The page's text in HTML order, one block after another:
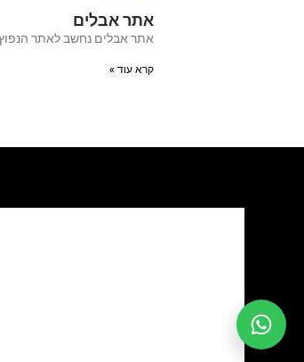
אתר אבלים
אתר אבלים נחשב לאתר הנפוץ בישראל לפרסום
קרא עוד »